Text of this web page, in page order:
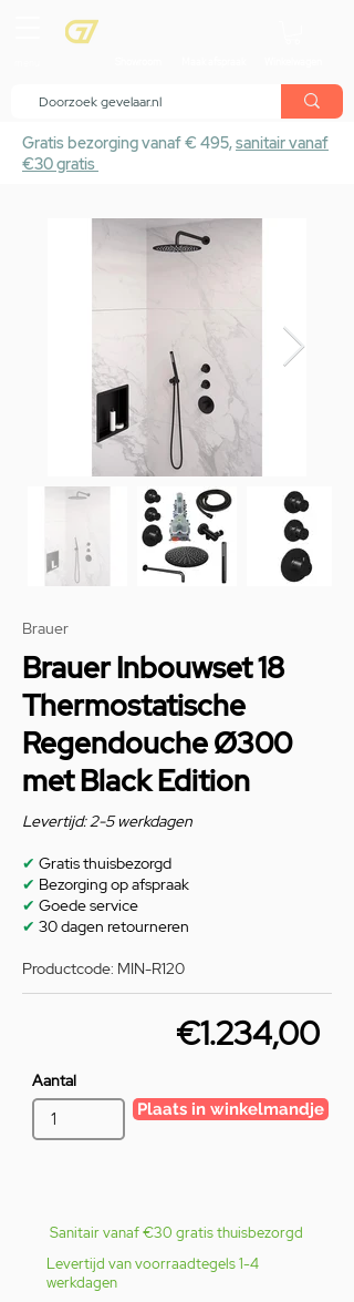
Gratis bezorging vanaf € 495,sanitair vanaf
€30 gratis
Brauer
Brauer Inbouwset 18
Thermostatische
Regendouche Ø300
met Black Edition
Levertijd: 2-5 werkdagen
✔ Gratis thuisbezorgd
✔ Bezorging op afspraak
✔ Goede service
✔ 30 dagen retourneren
Productcode: MIN-R120
€1.234,00
Aantal
Plaats in winkelmandje
Sanitair vanaf €30 gratis thuisbezorgd
Levertijd van voorraadtegels 1-4
werkdagen